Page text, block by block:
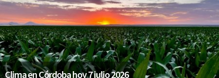
Clima en Córdoba hoy 7 julio 2026